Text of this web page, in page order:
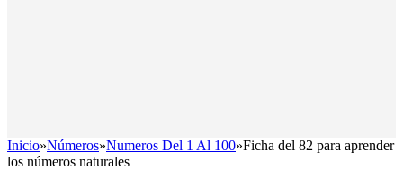
Inicio»Números»Numeros Del 1 Al 100»Ficha del 82 para aprender
los números naturales